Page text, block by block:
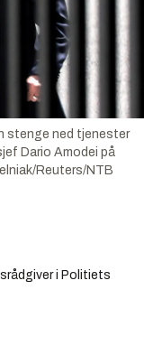
stenge ned tjenester
Dario Amodei på
Reuters/NTB
i Politiets